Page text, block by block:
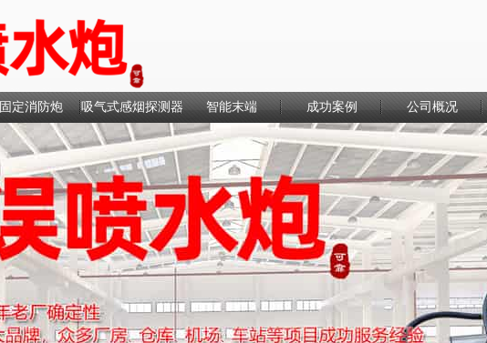
固定消防炮 吸气式感烟探测器 智能末端 成功案例 公司概况